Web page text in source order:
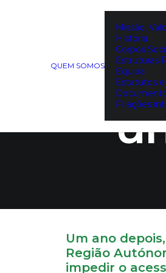
QUEM SOMOS
Missão,
História
Corpos
Estruturas
Equipa
Estatutos e
Filiações
O
Um ano
Região
impedir o